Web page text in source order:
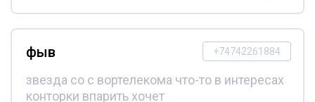
+74742261884
фыв
звезда со с вортелекома что-то в интересах
конторки впарить хочет